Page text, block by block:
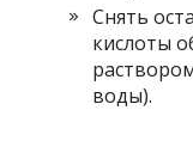
Снять
кислоты
воды).